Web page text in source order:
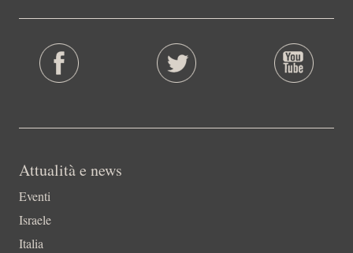
Attualità e news
Eventi
Israele
Italia